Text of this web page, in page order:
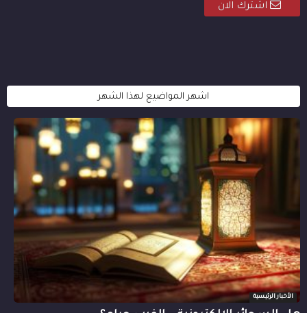
اشترك الان
اشهر المواضيع لهذا الشهر
الأخبار الرئيسية